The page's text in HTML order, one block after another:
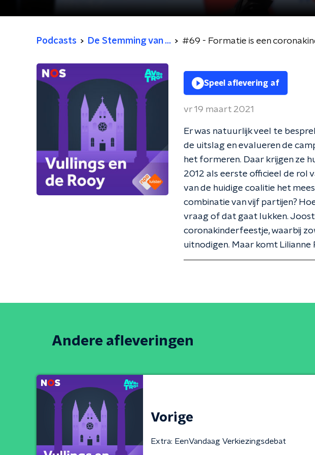
Podcasts De Stemming van ... #69 - Formatie is een
Speel aflevering af
vr 19 maart 2021
Er was natuurlijk veel te
de uitslag en evalueren de
het formeren. Daar krijgen ze
2012 als eerste officieel de rol
van de huidige coalitie het
combinatie van vijf partijen?
vraag of dat gaat lukken.
coronakinderfeestje, waarbij
uitnodigen. Maar komt Lilianne
Andere afleveringen
Vorige
Extra: EenVandaag Verkiezingsdebat